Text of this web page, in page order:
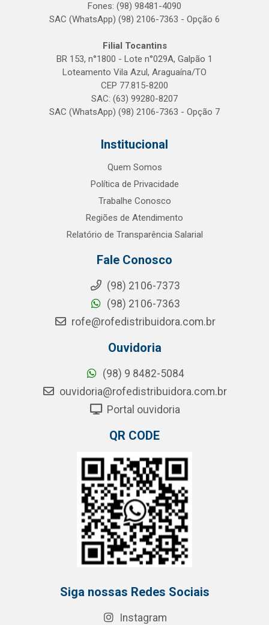
Fones: (98) 98481-4090
SAC (WhatsApp) (98) 2106-7363 - Opção 6
Filial Tocantins
BR 153, n°1800 - Lote n°029A, Galpão 1
Loteamento Vila Azul, Araguaína/TO
CEP 77.815-8200
SAC: (63) 99280-8207
SAC (WhatsApp) (98) 2106-7363 - Opção 7
Institucional
Quem Somos
Política de Privacidade
Trabalhe Conosco
Regiões de Atendimento
Relatório de Transparência Salarial
Fale Conosco
(98) 2106-7373
(98) 2106-7363
rofe@rofedistribuidora.com.br
Ouvidoria
(98) 9 8482-5084
ouvidoria@rofedistribuidora.com.br
Portal ouvidoria
QR CODE
Siga nossas Redes Sociais
Instagram